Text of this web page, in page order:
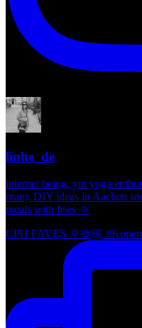
linhe_de
internet being, yin yoga
many DIY ideas in Aachen
meals with fries 🌞
CPH FAVES 🌞🫶🏼